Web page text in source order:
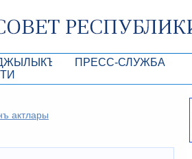
ПРЕСС-СЛУЖБА
актлары